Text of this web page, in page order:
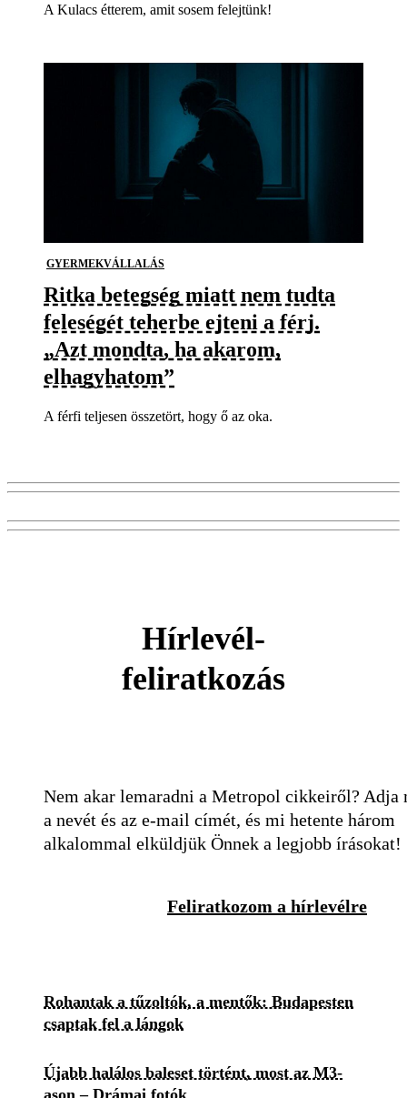
A Kulacs étterem, amit sosem felejtünk!
GYERMEKVÁLLALÁS
Ritka betegség miatt nem tudta
feleségét teherbe ejteni a férj.
„Azt mondta, ha akarom,
elhagyhatom”
A férfi teljesen összetört, hogy ő az oka.
Hírlevél-
feliratkozás
Nem akar lemaradni a Metropol cikkeiről? Adja
a nevét és az e-mail címét, és mi hetente három
alkalommal elküldjük Önnek a legjobb írásokat!
Feliratkozom a hírlevélre
Rohantak a tűzoltók, a mentők: Budapesten
csaptak fel a lángok
Újabb halálos baleset történt, most az M3-